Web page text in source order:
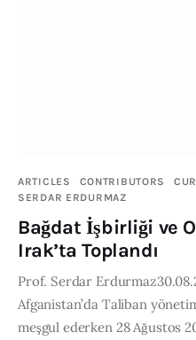
Global Perspective
Interviews
Reports
Events
Conferences
ARTICLES CONTRIBUTORS
SERDAR ERDURMAZ
Bağdat İşbirliği ve
Irak’ta Toplandı
Prof. Serdar
Afganistan’da Taliban
meşgul ederken 28 Ağustos